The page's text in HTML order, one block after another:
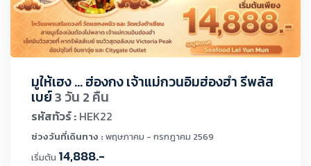
มูให้เฮง ... ฮ่องกง เจ้าแม่กวนอิมฮ่องฮำ รีพลัส
เบย์3 วัน 2 คืน
รหัสทัวร์ : HEK22
ช่วงวันที่เดินทาง : พฤษภาคม - กรกฎาคม 2569
เริ่มต้น 14,888.-